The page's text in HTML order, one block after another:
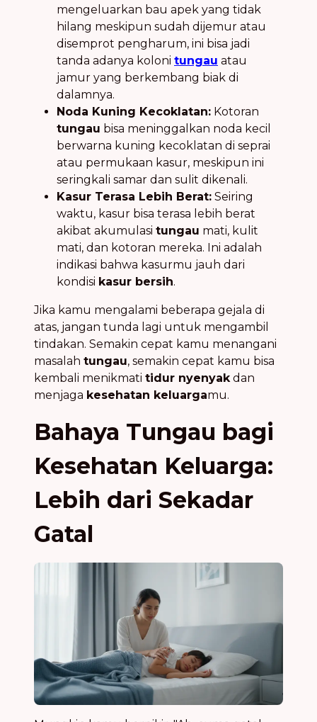
mengeluarkan bau apek yang tidak
hilang meskipun sudah dijemur atau
disemprot pengharum, ini bisa jadi
tanda adanya koloni tungau atau
jamur yang berkembang biak di
dalamnya.
Noda Kuning Kecoklatan: Kotoran
tungau bisa meninggalkan noda kecil
berwarna kuning kecoklatan di seprai
atau permukaan kasur, meskipun ini
seringkali samar dan sulit dikenali.
Kasur Terasa Lebih Berat: Seiring
waktu, kasur bisa terasa lebih berat
akibat akumulasi tungau mati, kulit
mati, dan kotoran mereka. Ini adalah
indikasi bahwa kasurmu jauh dari
kondisi kasur bersih.
Jika kamu mengalami beberapa gejala di
atas, jangan tunda lagi untuk mengambil
tindakan. Semakin cepat kamu menangani
masalah tungau, semakin cepat kamu bisa
kembali menikmati tidur nyenyakdan
menjaga kesehatan keluargamu.
Bahaya Tungau bagi
Kesehatan Keluarga:
Lebih dari Sekadar
Gatal